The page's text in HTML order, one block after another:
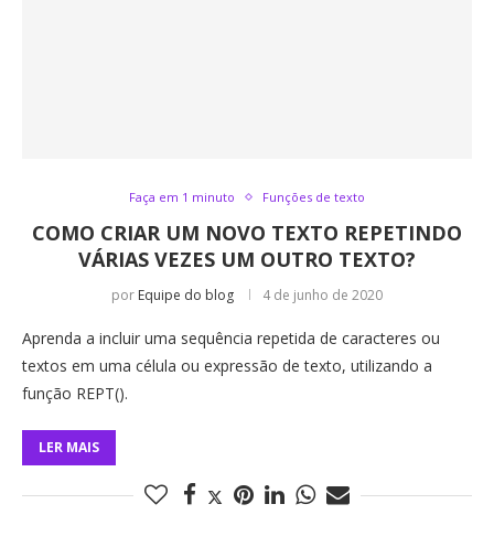
Faça em 1 minuto Funções de texto
COMO CRIAR UM NOVO TEXTO REPETINDO
VÁRIAS VEZES UM OUTRO TEXTO?
por Equipe do blog 4 de junho de 2020
Aprenda a incluir uma sequência repetida de caracteres ou
textos em uma célula ou expressão de texto, utilizando a
função REPT().
LER MAIS